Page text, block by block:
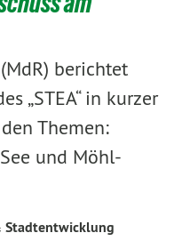
berichtet
„STEA“ in kurzer
Themen:
und Möhl-
Stadtentwicklung